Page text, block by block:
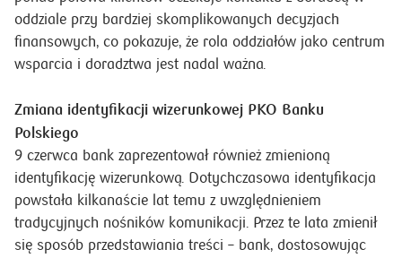
oddziale przy bardziej skomplikowanych decyzjach
finansowych, co pokazuje, że rola oddziałów jako centrum
wsparcia i doradztwa jest nadal ważna.
Zmiana identyfikacji wizerunkowej PKO Banku
Polskiego
9 czerwca bank zaprezentował również zmienioną
identyfikację wizerunkową. Dotychczasowa identyfikacja
powstała kilkanaście lat temu z uwzględnieniem
tradycyjnych nośników komunikacji. Przez te lata zmienił
się sposób przedstawiania treści – bank, dostosowując